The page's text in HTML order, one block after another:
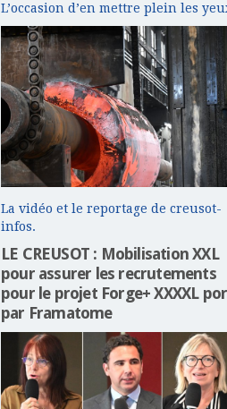
L’occasion d’en mettre plein les
La vidéo et le reportage de creusot-
infos.
LE CREUSOT : Mobilisation XXL
pour assurer les recrutements
pour le projet Forge+ XXXXL
par Framatome